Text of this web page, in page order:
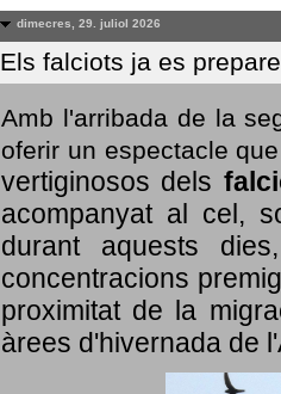
dimecres, 29. juliol 2026
Els falciots ja es
Amb l'arribada de la
oferir un espectacle
vertiginosos dels
acompanyat al cel,
durant aquests
concentracions
proximitat de la
àrees d'hivernada de